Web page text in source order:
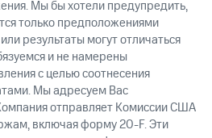
Мы бы хотели предупредить,
только предположениями
результаты могут отличаться
и не намерены
с целью соотнесения
Мы адресуем Вас
отправляет Комиссии США
включая форму 20-F. Эти